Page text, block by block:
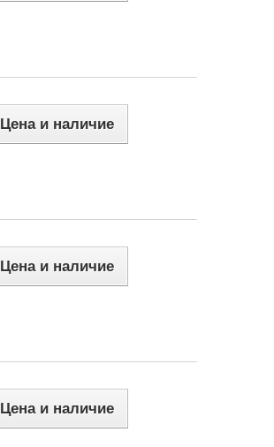
Цена и наличие
Цена и наличие
Цена и наличие